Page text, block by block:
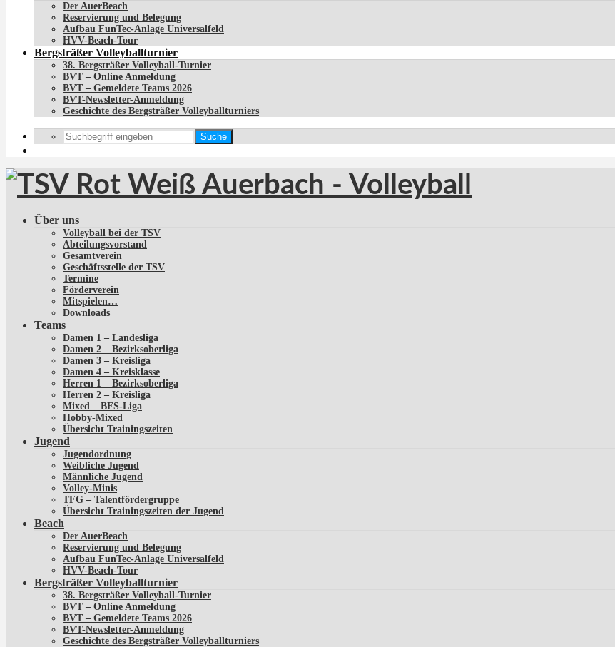
Der AuerBeach
Reservierung und Belegung
Aufbau FunTec-Anlage Universalfeld
HVV-Beach-Tour
Bergsträßer Volleyballturnier
38. Bergsträßer Volleyball-Turnier
BVT – Online Anmeldung
BVT – Gemeldete Teams 2026
BVT-Newsletter-Anmeldung
Geschichte des Bergsträßer Volleyballturniers
Suche
Über uns
Volleyball bei der TSV
Abteilungsvorstand
Gesamtverein
Geschäftsstelle der TSV
Termine
Förderverein
Mitspielen…
Downloads
Teams
Damen 1 – Landesliga
Damen 2 – Bezirksoberliga
Damen 3 – Kreisliga
Damen 4 – Kreisklasse
Herren 1 – Bezirksoberliga
Herren 2 – Kreisliga
Mixed – BFS-Liga
Hobby-Mixed
Übersicht Trainingszeiten
Jugend
Jugendordnung
Weibliche Jugend
Männliche Jugend
Volley-Minis
TFG – Talentfördergruppe
Übersicht Trainingszeiten der Jugend
Beach
Der AuerBeach
Reservierung und Belegung
Aufbau FunTec-Anlage Universalfeld
HVV-Beach-Tour
Bergsträßer Volleyballturnier
38. Bergsträßer Volleyball-Turnier
BVT – Online Anmeldung
BVT – Gemeldete Teams 2026
BVT-Newsletter-Anmeldung
Geschichte des Bergsträßer Volleyballturniers